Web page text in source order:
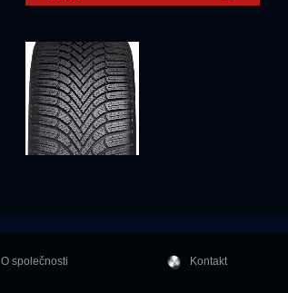
O společnosti Kontakt